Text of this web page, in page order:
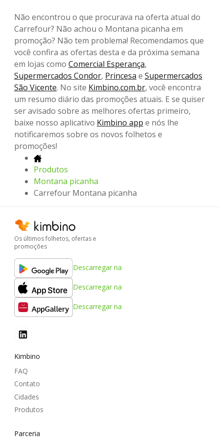
Não encontrou o que procurava na oferta atual do
Carrefour? Não achou o Montana picanha em
promoção? Não tem problema! Recomendamos que
você confira as ofertas desta e da próxima semana
em lojas como Comercial Esperança,
Supermercados Condor, Princesa e Supermercados
São Vicente. No site Kimbino.com.br, você encontra
um resumo diário das promoções atuais. E se quiser
ser avisado sobre as melhores ofertas primeiro,
baixe nosso aplicativo Kimbino app e nós lhe
notificaremos sobre os novos folhetos e
promoções!
Produtos
Montana picanha
Carrefour Montana picanha
Os últimos folhetos, ofertas e
promoções
Descarregar na
Descarregar na
Descarregar na
Kimbino
FAQ
Contato
Cidades
Produtos
Parceria